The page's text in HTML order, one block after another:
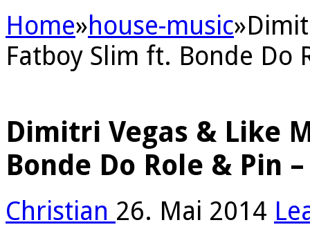
Home»house-music»
Fatboy Slim ft. Bonde Do
Dimitri Vegas & Like
Bonde Do Role & Pin
Christian 26. Mai 2014